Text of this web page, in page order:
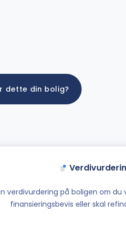
dette din bolig?
verdivurdering på boligen om du
finansieringsbevis eller skal